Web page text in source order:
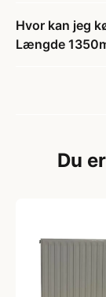
Hvor kan jeg
Længde
Du